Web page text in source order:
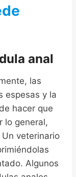
anal
las
espesas y la
hacer que
lo general,
veterinario
Algunos